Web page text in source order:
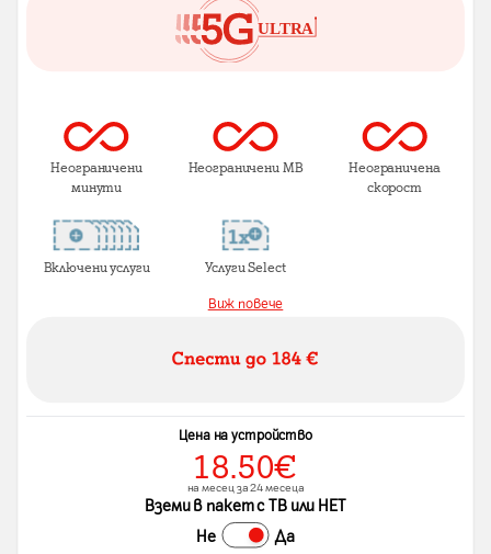
Неограничени
минути
Неограничени MB Неограничена
скорост
Включени услуги Услуги Select
Виж повече
Цена на устройство
18.50€
на месец за 24 месеца
Вземи в пакет с ТВ или НЕТ
Не
Да